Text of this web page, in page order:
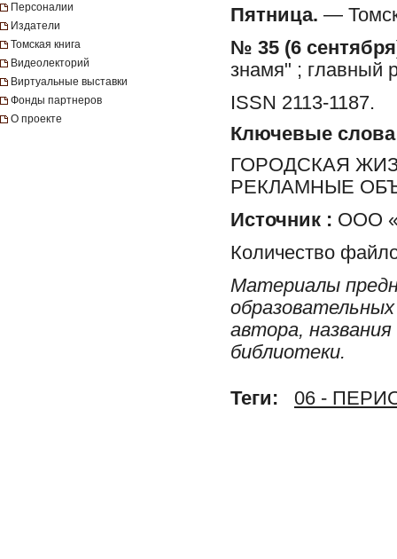
Персоналии
Издатели
Томская книга
Видеолекторий
Виртуальные выставки
Фонды партнеров
О проекте
Пятница. —
№ 35 (6
знамя" ; главный
ISSN 2113-1187.
Ключевые слова
ГОРОДСКАЯ
РЕКЛАМНЫЕ
Источник : ООО
Количество
Материалы
автора,
библиотеки.
Теги: 06 -